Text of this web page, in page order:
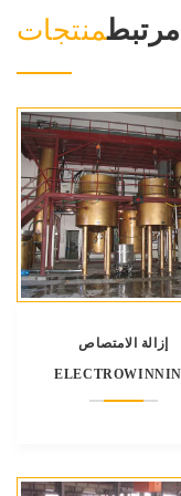
مرتبطمنتجات
إزالة الامتصاص